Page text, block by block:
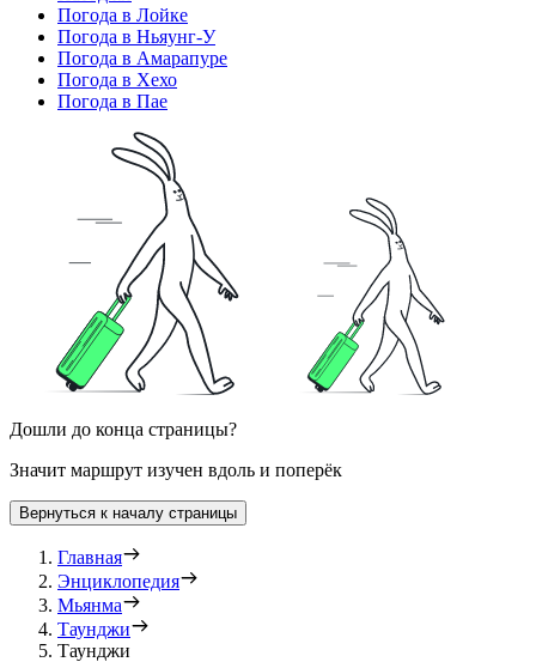
Погода в Лойке
Погода в Ньяунг-У
Погода в Амарапуре
Погода в Хехо
Погода в Пае
Дошли до конца страницы?
Значит маршрут изучен вдоль и поперёк
Вернуться к началу страницы
Главная
Энциклопедия
Мьянма
Таунджи
Таунджи